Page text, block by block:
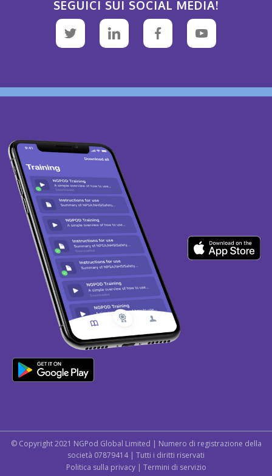
SEGUICI SUI SOCIAL MEDIA!
© Copyright 2021 NGPod Global Limited | Numero di registrazione della
società 07879414 | Tutti i diritti riservati
Politica sulla privacy| Termini di servizio